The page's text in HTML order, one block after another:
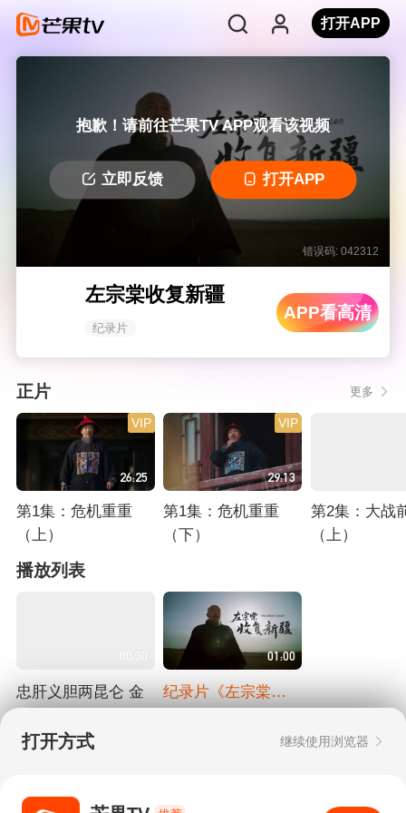
打开APP
抱歉！请前往芒果TV APP观看该视频
立即反馈 打开APP
错误码: 042312
左宗棠收复新疆
纪录片
APP看高清
正片 更多
26:25
VIP
第1集：危机重重
（上）
正在播放
29:13
VIP
第1集：危机重重
（下）
第2集：大战
（上）
播放列表
00:30
忠肝义胆两昆仑 金
片《左宗棠收复新
正在播放
01:00
纪录片《左宗棠收
日 看百万平方公里
打开方式 继续使用浏览器